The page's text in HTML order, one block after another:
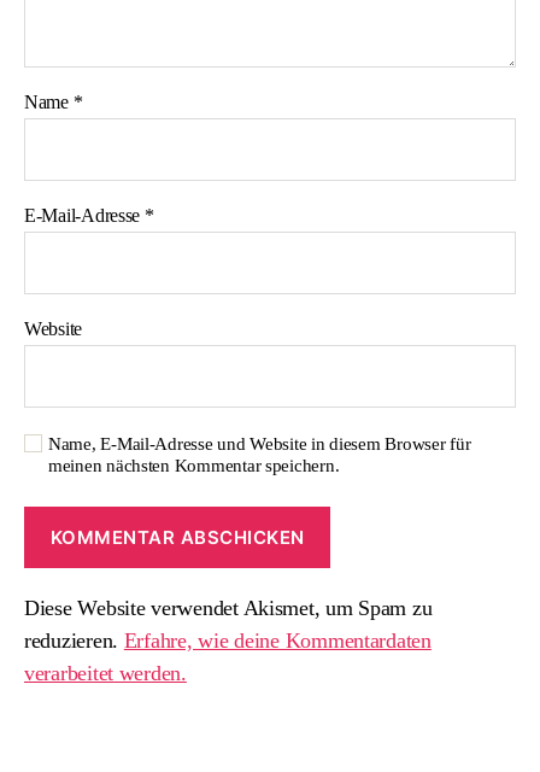
Name *
E-Mail-Adresse *
Website
Name, E-Mail-Adresse und Website in diesem Browser für
meinen nächsten Kommentar speichern.
Diese Website verwendet Akismet, um Spam zu
reduzieren. Erfahre, wie deine Kommentardaten
verarbeitet werden.